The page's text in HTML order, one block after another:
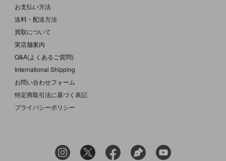
お支払い方法
送料・配送方法
買取について
実店舗案内
Q&A(よくあるご質問)
International Shipping
お問い合わせフォーム
特定商取引法に基づく表記
プライバシーポリシー